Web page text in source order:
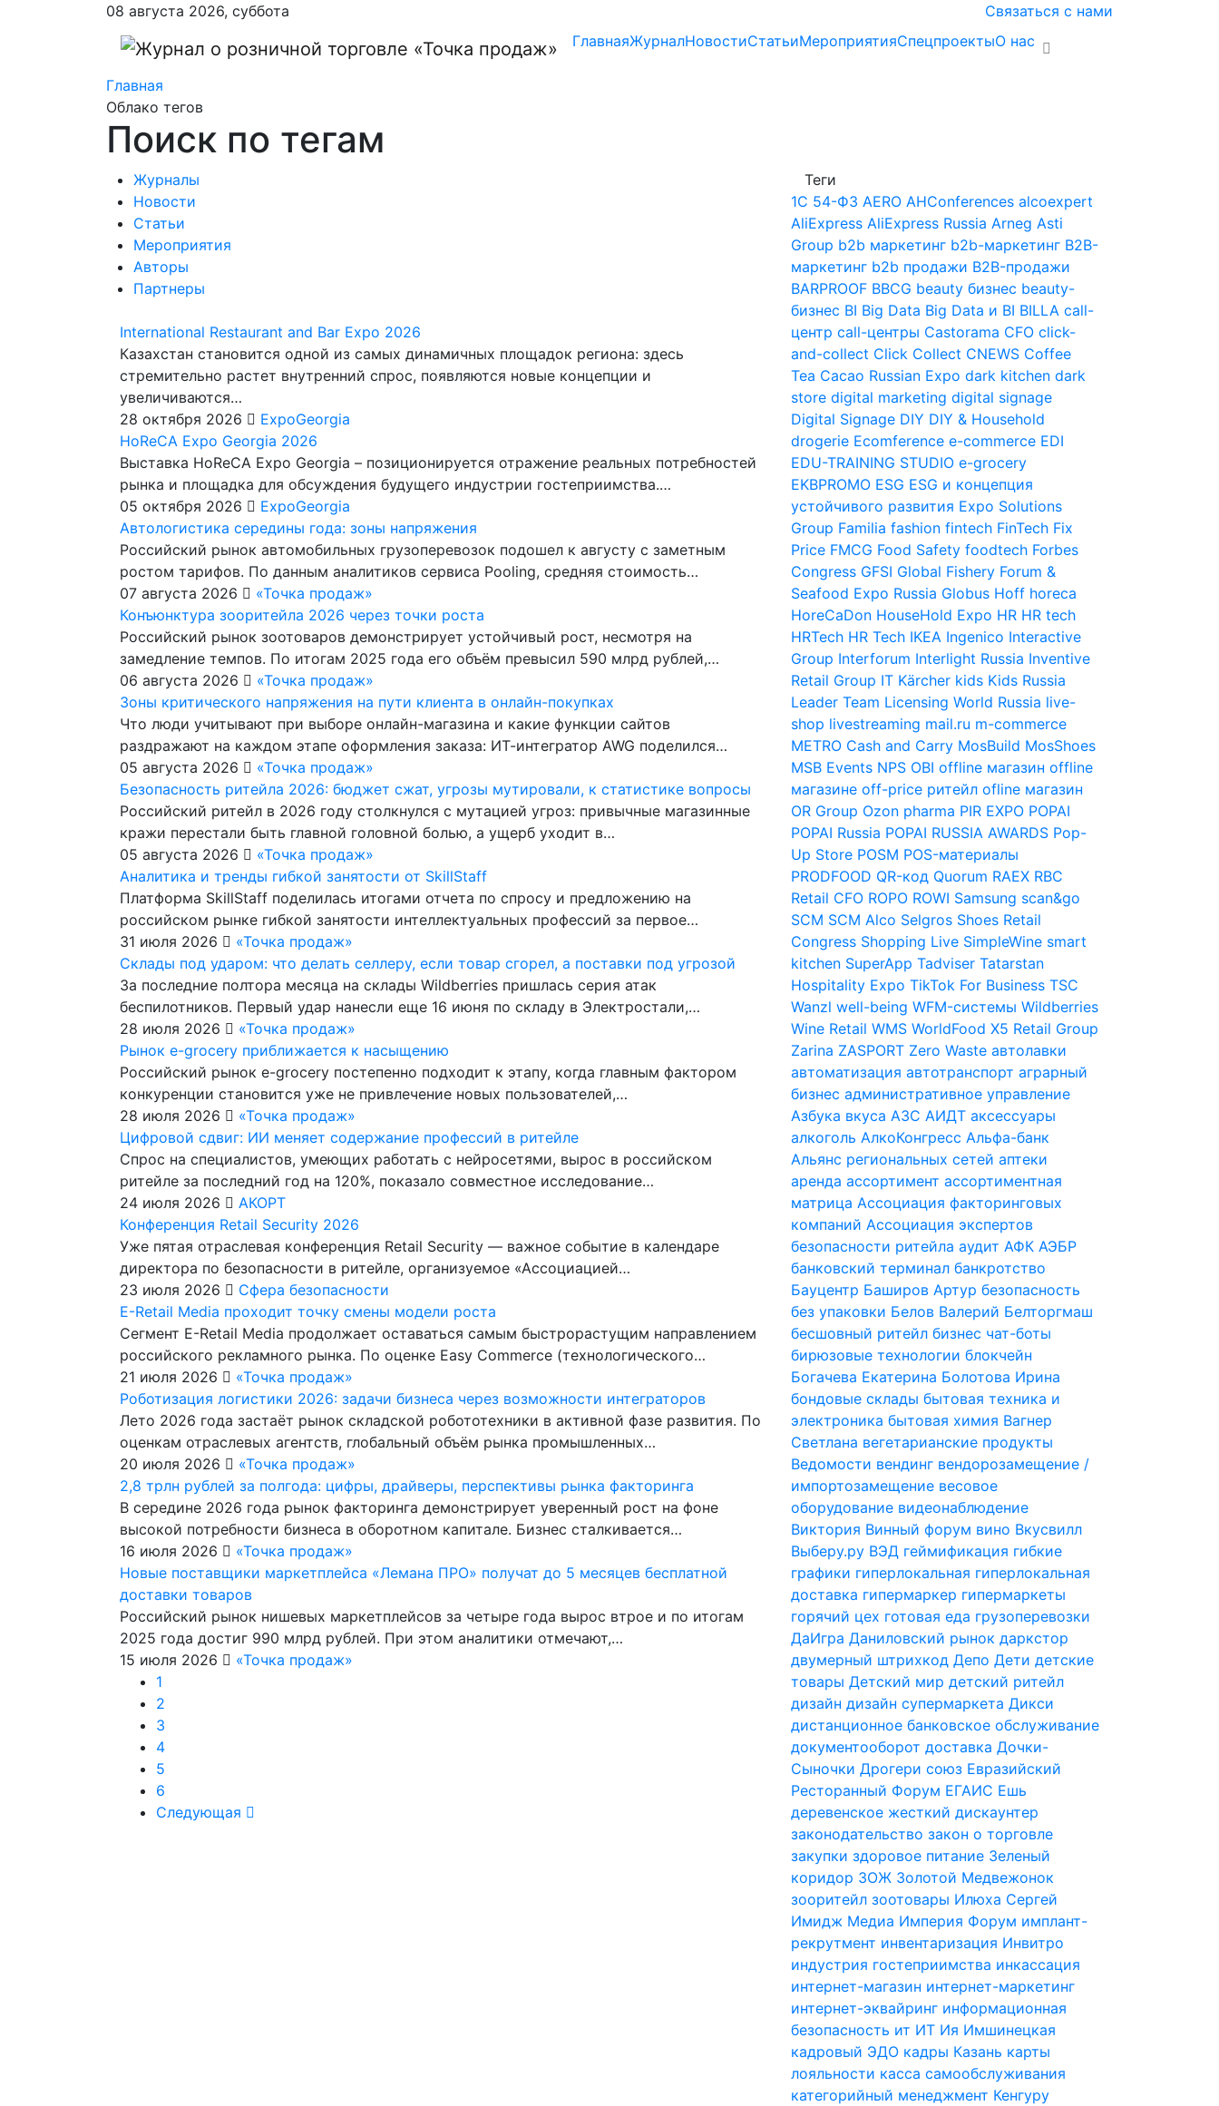
08 августа 2026, суббота
Связаться с нами
ГлавнаяЖурналНовостиСтатьиМероприятияСпецпроектыО нас
Главная
Облако тегов
Поиск по тегам
Журналы
Новости
Статьи
Мероприятия
Авторы
Партнеры
International Restaurant and Bar Expo 2026
Казахстан становится одной из самых динамичных площадок региона: здесь
стремительно растет внутренний спрос, появляются новые концепции и
увеличиваются…
28 октября 2026
ExpoGeorgia
HoReCA Expo Georgia 2026
Выставка HoReCA Expo Georgia – позиционируется отражение реальных потребностей
рынка и площадка для обсуждения будущего индустрии гостеприимства.…
05 октября 2026
ExpoGeorgia
Автологистика середины года: зоны напряжения
Российский рынок автомобильных грузоперевозок подошел к августу с заметным
ростом тарифов. По данным аналитиков сервиса Pooling, средняя стоимость…
07 августа 2026
«Точка продаж»
Конъюнктура зооритейла 2026 через точки роста
Российский рынок зоотоваров демонстрирует устойчивый рост, несмотря на
замедление темпов. По итогам 2025 года его объём превысил 590 млрд рублей,…
06 августа 2026
«Точка продаж»
Зоны критического напряжения на пути клиента в онлайн-покупках
Что люди учитывают при выборе онлайн-магазина и какие функции сайтов
раздражают на каждом этапе оформления заказа: ИТ-интегратор AWG поделился…
05 августа 2026
«Точка продаж»
Безопасность ритейла 2026: бюджет сжат, угрозы мутировали, к статистике вопросы
Российский ритейл в 2026 году столкнулся с мутацией угроз: привычные магазинные
кражи перестали быть главной головной болью, а ущерб уходит в…
05 августа 2026
«Точка продаж»
Аналитика и тренды гибкой занятости от SkillStaff
Платформа SkillStaff поделилась итогами отчета по спросу и предложению на
российском рынке гибкой занятости интеллектуальных профессий за первое…
31 июля 2026
«Точка продаж»
Склады под ударом: что делать селлеру, если товар сгорел, а поставки под угрозой
За последние полтора месяца на склады Wildberries пришлась серия атак
беспилотников. Первый удар нанесли еще 16 июня по складу в Электростали,…
28 июля 2026
«Точка продаж»
Рынок e-grocery приближается к насыщению
Российский рынок e-grocery постепенно подходит к этапу, когда главным фактором
конкуренции становится уже не привлечение новых пользователей,…
28 июля 2026
«Точка продаж»
Цифровой сдвиг: ИИ меняет содержание профессий в ритейле
Спрос на специалистов, умеющих работать с нейросетями, вырос в российском
ритейле за последний год на 120%, показало совместное исследование…
24 июля 2026
АКОРТ
Конференция Retail Security 2026
Уже пятая отраслевая конференция Retail Security — важное событие в календаре
директора по безопасности в ритейле, организуемое «Ассоциацией…
23 июля 2026
Сфера безопасности
E-Retail Media проходит точку смены модели роста
Сегмент E-Retail Media продолжает оставаться самым быстрорастущим направлением
российского рекламного рынка. По оценке Easy Commerce (технологического…
21 июля 2026
«Точка продаж»
Роботизация логистики 2026: задачи бизнеса через возможности интеграторов
Лето 2026 года застаёт рынок складской робототехники в активной фазе развития. По
оценкам отраслевых агентств, глобальный объём рынка промышленных…
20 июля 2026
«Точка продаж»
2,8 трлн рублей за полгода: цифры, драйверы, перспективы рынка факторинга
В середине 2026 года рынок факторинга демонстрирует уверенный рост на фоне
высокой потребности бизнеса в оборотном капитале. Бизнес сталкивается…
16 июля 2026
«Точка продаж»
Новые поставщики маркетплейса «Лемана ПРО» получат до 5 месяцев бесплатной
доставки товаров
Российский рынок нишевых маркетплейсов за четыре года вырос втрое и по итогам
2025 года достиг 990 млрд рублей. При этом аналитики отмечают,…
15 июля 2026
«Точка продаж»
1
2
3
4
5
6
Следующая
Теги
1С 54-ФЗ AERO AHConferences alcoexpert
AliExpress AliExpress Russia Arneg Asti
Group b2b маркетинг b2b-маркетинг B2B-
маркетинг b2b продажи B2B-продажи
BARPROOF BBCG beauty бизнес beauty-
бизнес BI Big Data Big Data и BI BILLA call-
центр call-центры Castorama CFO click-
and-collect Click Collect CNEWS Coffee
Tea Cacao Russian Expo dark kitchen dark
store digital marketing digital signage
Digital Signage DIY DIY & Household
drogerie Ecomference e-commerce EDI
EDU-TRAINING STUDIO e-grocery
EKBPROMO ESG ESG и концепция
устойчивого развития Expo Solutions
Group Familia fashion fintech FinTech Fix
Price FMCG Food Safety foodtech Forbes
Congress GFSI Global Fishery Forum &
Seafood Expo Russia Globus Hoff horeca
HoreCaDon HouseHold Expo HR HR tech
HRTech HR Tech IKEA Ingenico Interactive
Group Interforum Interlight Russia Inventive
Retail Group IT Kärcher kids Kids Russia
Leader Team Licensing World Russia live-
shop livestreaming mail.ru m-commerce
METRO Cash and Carry MosBuild MosShoes
MSB Events NPS OBI offline магазин offline
магазине off-price ритейл ofline магазин
OR Group Ozon pharma PIR EXPO POPAI
POPAI Russia POPAI RUSSIA AWARDS Pop-
Up Store POSM POS-материалы
PRODFOOD QR-код Quorum RAEX RBC
Retail CFO ROPO ROWI Samsung scan&go
SCM SCM Alco Selgros Shoes Retail
Congress Shopping Live SimpleWine smart
kitchen SuperApp Tadviser Tatarstan
Hospitality Expo TikTok For Business TSC
Wanzl well-being WFM-системы Wildberries
Wine Retail WMS WorldFood X5 Retail Group
Zarina ZASPORT Zero Waste автолавки
автоматизация автотранспорт аграрный
бизнес административное управление
Азбука вкуса АЗС АИДТ аксессуары
алкоголь АлкоКонгресс Альфа-банк
Альянс региональных сетей аптеки
аренда ассортимент ассортиментная
матрица Ассоциация факторинговых
компаний Ассоциация экспертов
безопасности ритейла аудит АФК АЭБР
банковский терминал банкротство
Бауцентр Баширов Артур безопасность
без упаковки Белов Валерий Белторгмаш
бесшовный ритейл бизнес чат-боты
бирюзовые технологии блокчейн
Богачева Екатерина Болотова Ирина
бондовые склады бытовая техника и
электроника бытовая химия Вагнер
Светлана вегетарианские продукты
Ведомости вендинг вендорозамещение /
импортозамещение весовое
оборудование видеонаблюдение
Виктория Винный форум вино Вкусвилл
Выберу.ру ВЭД геймификация гибкие
графики гиперлокальная гиперлокальная
доставка гипермаркер гипермаркеты
горячий цех готовая еда грузоперевозки
ДаИгра Даниловский рынок даркстор
двумерный штрихкод Депо Дети детские
товары Детский мир детский ритейл
дизайн дизайн супермаркета Дикси
дистанционное банковское обслуживание
документооборот доставка Дочки-
Сыночки Дрогери союз Евразийский
Ресторанный Форум ЕГАИС Ешь
деревенское жесткий дискаунтер
законодательство закон о торговле
закупки здоровое питание Зеленый
коридор ЗОЖ Золотой Медвежонок
зооритейл зоотовары Илюха Сергей
Имидж Медиа Империя Форум имплант-
рекрутмент инвентаризация Инвитро
индустрия гостеприимства инкассация
интернет-магазин интернет-маркетинг
интернет-эквайринг информационная
безопасность ит ИТ Ия Имшинецкая
кадровый ЭДО кадры Казань карты
лояльности касса самообслуживания
категорийный менеджмент Кенгуру